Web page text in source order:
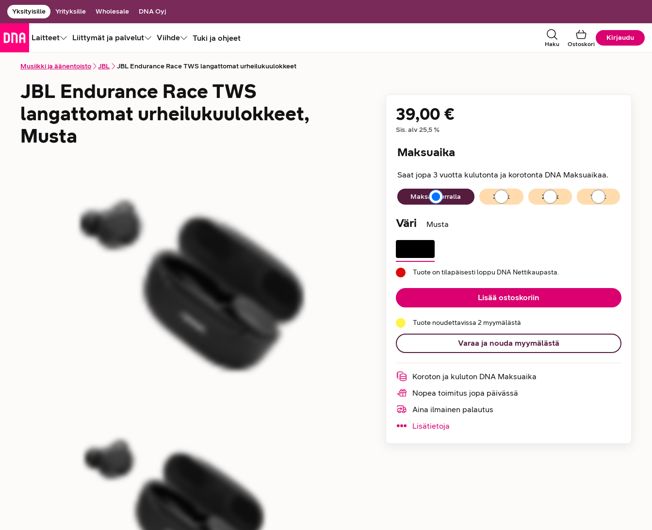
Yksityisille Yrityksille Wholesale DNA Oyj
Laitteet Liittymät ja palvelut Viihde Tuki ja ohjeet
Haku Ostoskori
Kirjaudu
Musiikki ja äänentoisto JBL JBL Endurance Race TWS langattomat urheilukuulokkeet
JBL Endurance Race TWS
langattomat urheilukuulokkeet,
Musta
Hintatiedot
39,00 €
Sis. alv 25,5%
Maksuaika
Saat jopa 3 vuotta kulutonta ja korotonta DNA Maksuaikaa.
Maksuaika
Maksan kerralla 36 kk 24 kk 12 kk
Väri Musta
Tuote on tilapäisesti loppu DNA Nettikaupasta.
Lisää ostoskoriin
Tuote noudettavissa 2 myymälästä
Varaa ja nouda myymälästä
Koroton ja kuluton DNA Maksuaika
Nopea toimitus jopa päivässä
Aina ilmainen palautus
Lisätietoja